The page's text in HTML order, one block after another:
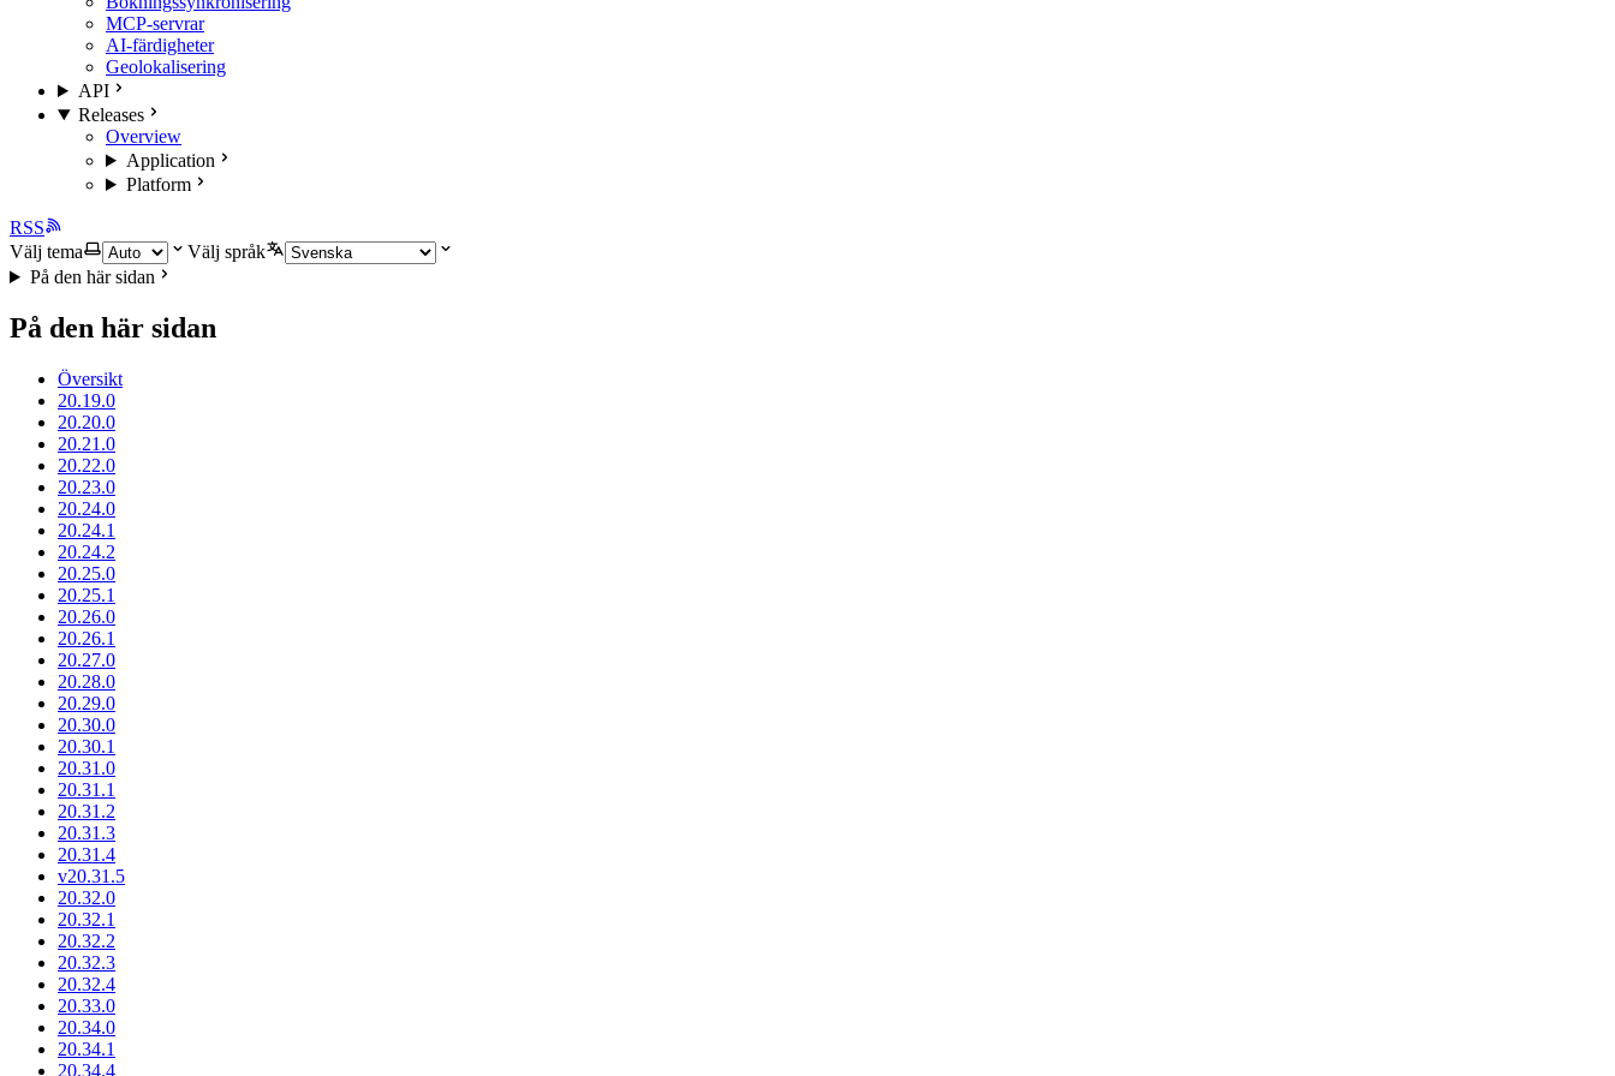
MCP-servrar
AI-färdigheter
Geolokalisering
API
Releases
Overview
Application
Platform
RSS
Välj tema
Välj språk
På den här sidan
På den här sidan
Översikt
20.19.0
20.20.0
20.21.0
20.22.0
20.23.0
20.24.0
20.24.1
20.24.2
20.25.0
20.25.1
20.26.0
20.26.1
20.27.0
20.28.0
20.29.0
20.30.0
20.30.1
20.31.0
20.31.1
20.31.2
20.31.3
20.31.4
v20.31.5
20.32.0
20.32.1
20.32.2
20.32.3
20.32.4
20.33.0
20.34.0
20.34.1
20.34.4